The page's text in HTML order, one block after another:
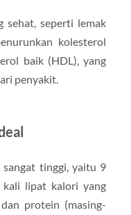
sehat, seperti lemak
kolesterol
baik (HDL), yang
penyakit.
sangat tinggi, yaitu 9
lipat kalori yang
protein (masing-